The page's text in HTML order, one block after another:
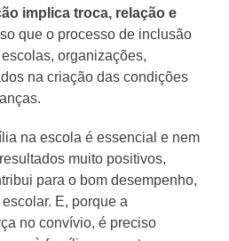
implica troca, relação e
que o processo de inclusão
organizações,
na criação das condições
na escola é essencial e nem
muito positivos,
para o bom desempenho,
E, porque a
no convívio, é preciso